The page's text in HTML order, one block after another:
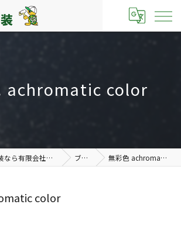
achromatic color
横浜市の外壁塗装なら有限会社ステップ塗装 ブログ 無彩色 achromatic color
color